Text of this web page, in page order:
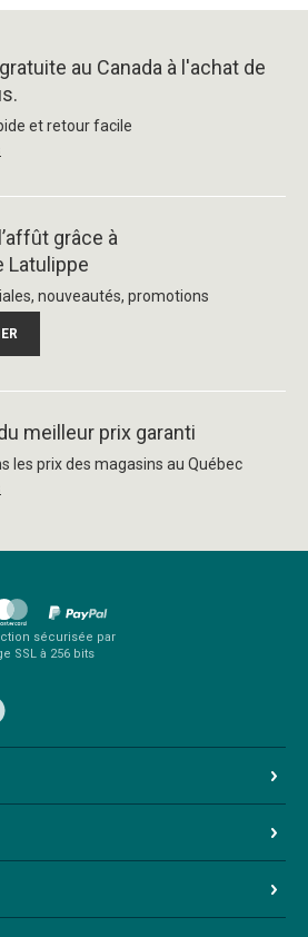
au Canada à l'achat de
et retour facile
grâce à
Latulippe
nouveautés, promotions
meilleur prix garanti
les prix des magasins au Québec
sécurisée par
SSL à 256 bits